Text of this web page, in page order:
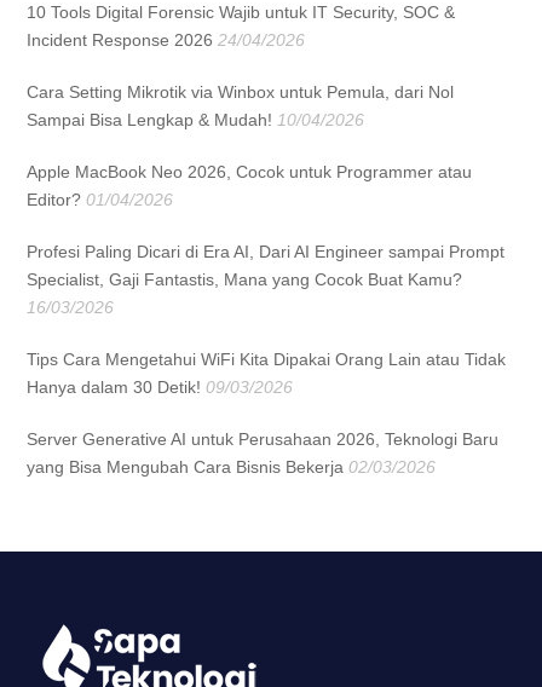
10 Tools Digital Forensic Wajib untuk IT Security, SOC &
Incident Response 2026 24/04/2026
Cara Setting Mikrotik via Winbox untuk Pemula, dari Nol
Sampai Bisa Lengkap & Mudah! 10/04/2026
Apple MacBook Neo 2026, Cocok untuk Programmer atau
Editor? 01/04/2026
Profesi Paling Dicari di Era AI, Dari AI Engineer sampai Prompt
Specialist, Gaji Fantastis, Mana yang Cocok Buat Kamu?
16/03/2026
Tips Cara Mengetahui WiFi Kita Dipakai Orang Lain atau Tidak
Hanya dalam 30 Detik! 09/03/2026
Server Generative AI untuk Perusahaan 2026, Teknologi Baru
yang Bisa Mengubah Cara Bisnis Bekerja 02/03/2026